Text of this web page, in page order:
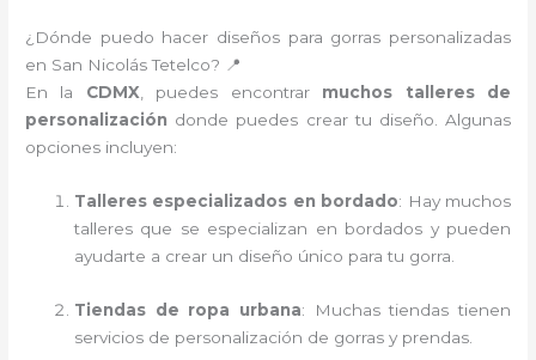
¿Dónde puedo hacer diseños para gorras personalizadas
en San Nicolás Tetelco? 📍
En la CDMX , puedes encontrar muchos talleres de
personalización donde puedes crear tu diseño. Algunas
opciones incluyen:
Talleres especializados en bordado: Hay muchos
talleres que se especializan en bordados y pueden
ayudarte a crear un diseño único para tu gorra.
Tiendas de ropa urbana: Muchas tiendas tienen
servicios de personalización de gorras y prendas.